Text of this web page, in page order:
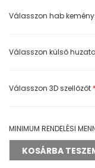
Válasszon hab
Válasszon külső
Válasszon 3D szellőzőt *
MINIMUM RENDELÉSI